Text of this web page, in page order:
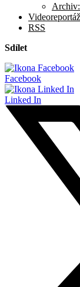
RSS
Sdílet
Facebook
Linked In